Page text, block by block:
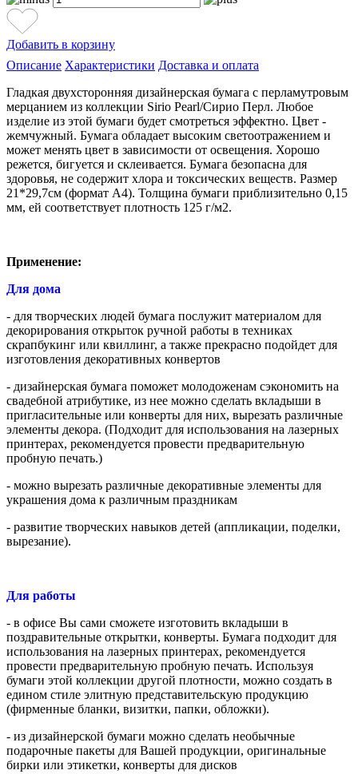
Добавить в корзину
Описание Характеристики Доставка и оплата
Гладкая двухсторонняя дизайнерская бумага с перламутровым
мерцанием из коллекции Sirio Pearl/Сирио Перл. Любое
изделие из этой бумаги будет смотреться эффектно. Цвет -
жемчужный. Бумага обладает высоким светоотражением и
может менять цвет в зависимости от освещения. Хорошо
режется, бигуется и склеивается. Бумага безопасна для
здоровья, не содержит хлора и токсических веществ. Размер
21*29,7см (формат А4). Толщина бумаги приблизительно 0,15
мм, ей соответствует плотность 125 г/м2.
Применение:
Для дома
- для творческих людей бумага послужит материалом для
декорирования открыток ручной работы в техниках
скрапбукинг или квиллинг, а также прекрасно подойдет для
изготовления декоративных конвертов
- дизайнерская бумага поможет молодоженам сэкономить на
свадебной атрибутике, из нее можно сделать вкладыши в
пригласительные или конверты для них, вырезать различные
элементы декора. (Подходит для использования на лазерных
принтерах, рекомендуется провести предварительную
пробную печать.)
- можно вырезать различные декоративные элементы для
украшения дома к различным праздникам
- развитие творческих навыков детей (аппликации, поделки,
вырезание).
Для работы
- в офисе Вы сами сможете изготовить вкладыши в
поздравительные открытки, конверты. Бумага подходит для
использования на лазерных принтерах, рекомендуется
провести предварительную пробную печать. Используя
бумаги этой коллекции другой плотности, можно создать в
едином стиле элитную представительскую продукцию
(фирменные бланки, визитки, папки, обложки).
- из дизайнерской бумаги можно сделать необычные
подарочные пакеты для Вашей продукции, оригинальные
бирки или этикетки, конверты для дисков